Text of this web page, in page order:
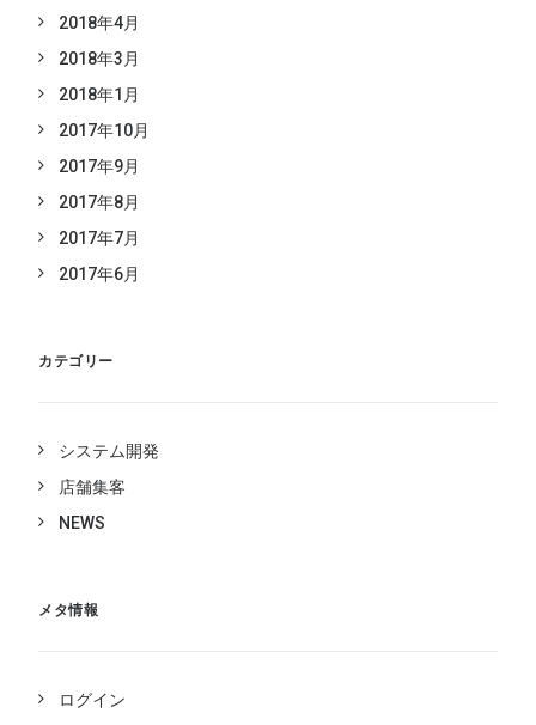
2018年4月
2018年3月
2018年1月
2017年10月
2017年9月
2017年8月
2017年7月
2017年6月
カテゴリー
システム開発
店舗集客
NEWS
メタ情報
ログイン